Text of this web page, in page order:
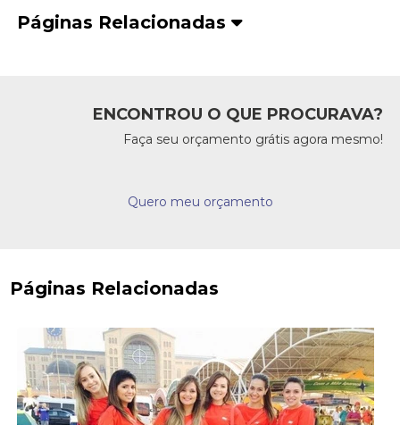
Páginas Relacionadas
ENCONTROU O QUE PROCURAVA?
Faça seu orçamento grátis agora mesmo!
Quero meu orçamento
Páginas Relacionadas